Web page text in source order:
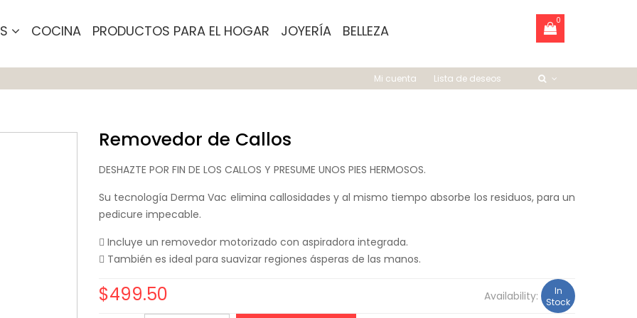
COCINA PRODUCTOS PARA EL HOGAR JOYERÍA BELLEZA
0
Mi cuenta Lista de deseos
Removedor de Callos
DESHAZTE POR FIN DE LOS CALLOS Y PRESUME UNOS PIES HERMOSOS.
Su tecnología Derma Vac elimina callosidades y al mismo tiempo absorbe los residuos, para un
pedicure impecable.
 Incluye un removedor motorizado con aspiradora integrada.
 También es ideal para suavizar regiones ásperas de las manos.
$499.50 Availability:
In
Stock